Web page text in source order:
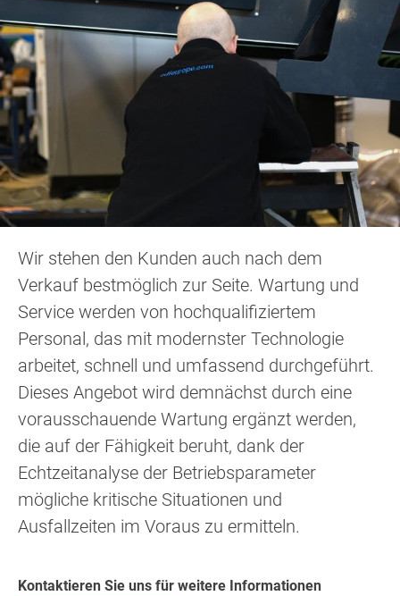
Wir stehen den Kunden auch nach dem
Verkauf bestmöglich zur Seite. Wartung und
Service werden von hochqualifiziertem
Personal, das mit modernster Technologie
arbeitet, schnell und umfassend durchgeführt.
Dieses Angebot wird demnächst durch eine
vorausschauende Wartung ergänzt werden,
die auf der Fähigkeit beruht, dank der
Echtzeitanalyse der Betriebsparameter
mögliche kritische Situationen und
Ausfallzeiten im Voraus zu ermitteln.
Kontaktieren Sie uns für weitere Informationen